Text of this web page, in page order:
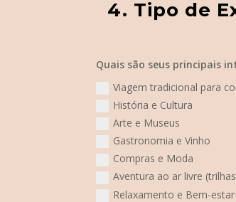
Quais são seus principais
Viagem tradicional para
História e Cultura
Arte e Museus
Gastronomia e Vinho
Compras e Moda
Aventura ao ar livre
Relaxamento e Bem-estar